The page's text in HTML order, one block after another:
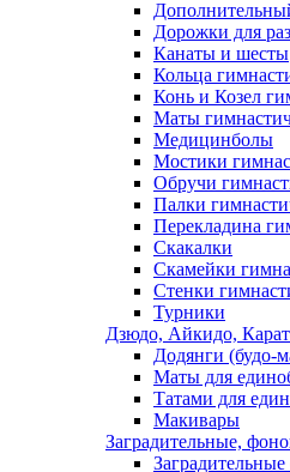
Дорожки для
Канаты и шесты
Кольца
Конь и Козел
Маты
Медицинболы
Мостики
Обручи
Палки
Перекладина
Скакалки
Скамейки
Стенки
Турники
Дзюдо, Айкидо,
Додянги (будо-
Маты для
Татами для
Макивары
Заградительные,
Заградительные